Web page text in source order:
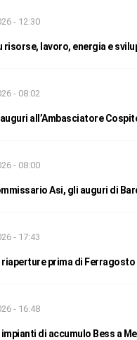
- 12:30
risorse, lavoro, energia e
- 08:02
all’Ambasciatore
- 08:00
Asi, gli auguri di
- 17:43
riaperture prima di Ferragosto
- 16:48
impianti di accumulo Bess a